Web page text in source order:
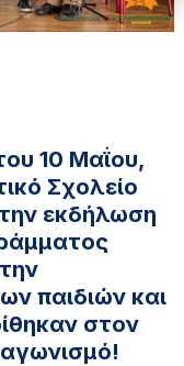
10 Μαΐου,
Σχολείο
εκδήλωση
παιδιών και
στον